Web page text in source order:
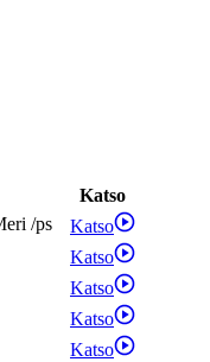
Katso
/ps
Katso
Katso
Katso
Katso
Katso